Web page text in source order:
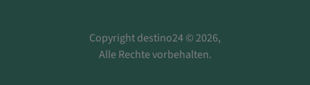
Copyright destino24 © 2026,
Alle Rechte vorbehalten.